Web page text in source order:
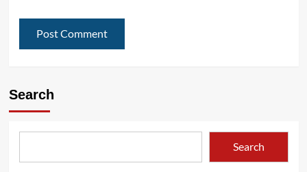
Search
Search